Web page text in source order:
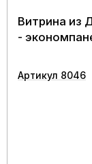
Витрина из
-
Артикул 8046